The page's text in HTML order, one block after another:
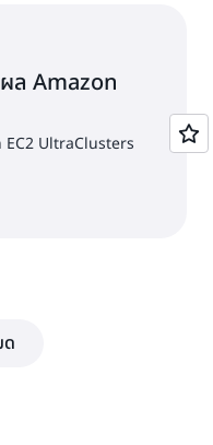
ล Amazon
EC2 UltraClusters